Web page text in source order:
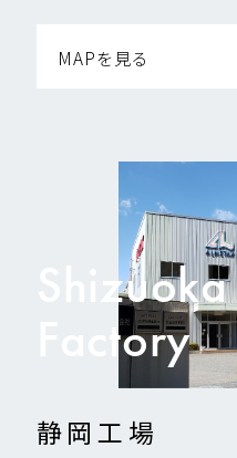
MAPを見る
Shizuoka
Factory
静岡工場